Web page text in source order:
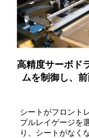
高精度サーボド
ムを制御し、
シートがフロント
プルレイゲージを
り、シートがなく